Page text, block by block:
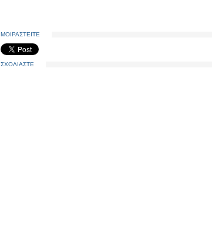
ΜΟΙΡΑΣΤΕΙΤΕ
ΣΧΟΛΙΑΣΤΕ